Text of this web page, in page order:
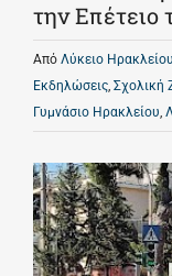
την Επέτειο
Από Λύκειο Ηρακλείου
Εκδηλώσεις, Σχολική
Γυμνάσιο Ηρακλείου,